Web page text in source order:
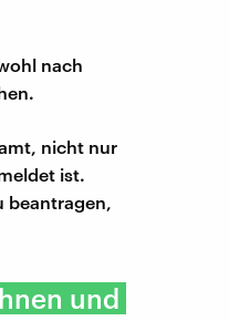
nach
nicht nur
ist.
beantragen,
und